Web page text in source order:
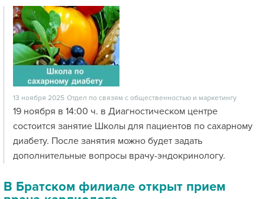
13 ноября 2025 Отдел по связям с общественностью и маркетингу
19 ноября в 14:00 ч. в Диагностическом центре
состоится занятие Школы для пациентов по сахарному
диабету. После занятия можно будет задать
дополнительные вопросы врачу-эндокринологу.
В Братском филиале открыт прием